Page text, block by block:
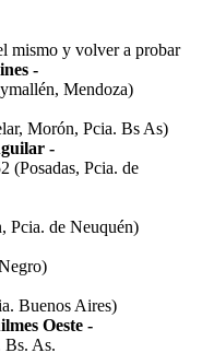
mismo y volver a probar
-
Mendoza)
Morón, Pcia. Bs As)
-
(Posadas, Pcia. de
Pcia. de Neuquén)
Buenos Aires)
Oeste -
Bs. As.